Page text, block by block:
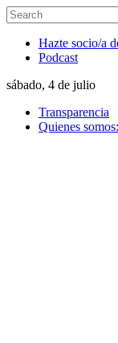
Hazte socio/a
Podcast
sábado, 4 de julio
Transparencia
Quienes